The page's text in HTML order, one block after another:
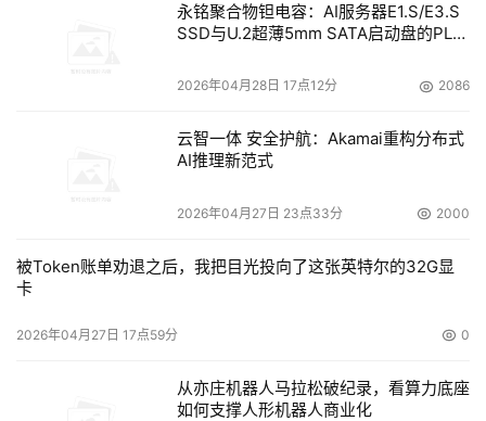
的公司标志牌。这样，驾车经过的人就可以知道公司所在的
位置。另一个原因是太阳微系统公司（SUN）也有一块标志
2000年10月底，办公室人员汇报说这项工程将花费3万
美元。“不错，去做吧。”Martin回答。但是这个项目却没有
他当时评价说：“看到一个公司的CEO要求完成某件事，结
果却没有能够完成，真不可思议。公司没有进度安排。连一
点紧迫感都没有。”
这项任务并最终于2001年6月份完成了，比原先的要求
永铭聚合物钽电容：AI服务器E1.S/E3.S
SSD与U.2超薄5mm SATA启动盘的PLP
2026年04月28日 17点12分 2086
云智一体 安全护航：Akamai重构分布式
AI推理新范式
2026年04月27日 23点33分 2000
被Token账单劝退之后，我把目光投向了这张英特尔的32G显
卡
2026年04月27日 17点59分 0
从亦庄机器人马拉松破纪录，看算力底座
如何支撑人形机器人商业化